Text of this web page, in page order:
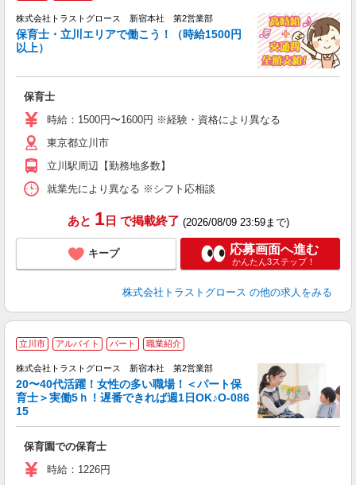
株式会社トラストグロース 新宿本社 第2営業部
保育士・立川エリアで働こう！（時給1500円
以上）
保育士
時給：1500円〜1600円 ※経験・資格により異なる
東京都立川市
立川駅周辺【勤務地多数】
就業先により異なる ※シフト応相談
あと 1日 で掲載終了 (2026/08/09 23:59まで)
キープ 応募画面へ進む
かんたん3ステップ！
株式会社トラストグロース の他の求人をみる
立川市 アルバイト パート 職業紹介
株式会社トラストグロース 新宿本社 第2営業部
20〜40代活躍！女性の多い職場！＜パート保
育士＞実働5ｈ！遅番できれば週1日OK♪O-086
15
保育園での保育士
時給：1226円